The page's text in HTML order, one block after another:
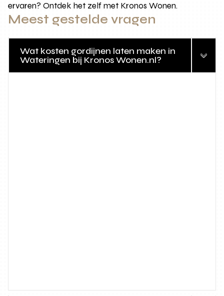
ervaren? Ontdek het zelf met Kronos Wonen.
Meest gestelde vragen
Wat kosten gordijnen laten maken in
Wateringen bij Kronos Wonen.nl?